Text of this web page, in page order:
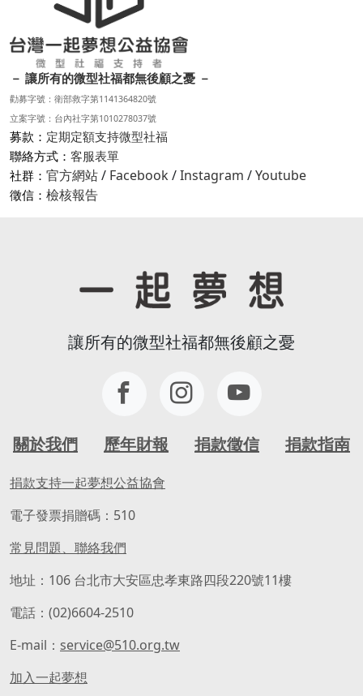
－ 讓所有的微型社福都無後顧之憂 －
勸募字號：衛部救字第1141364820號
立案字號：台內社字第1010278037號
募款： 定期定額支持微型社福
聯絡方式： 客服表單
社群： 官方網站/ Facebook/Instagram /Youtube
徵信： 檢核報告
讓所有的微型社福都無後顧之憂
關於我們 歷年財報 捐款徵信 捐款指南
捐款支持一起夢想公益協會
電子發票捐贈碼：510
常見問題、聯絡我們
地址：106 台北市大安區忠孝東路四段220號11樓
電話：(02)6604-2510
E-mail： service@510.org.tw
加入一起夢想